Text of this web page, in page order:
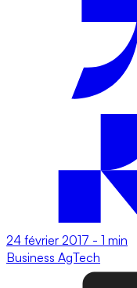
24 février 2017 - 1 min
Business AgTech